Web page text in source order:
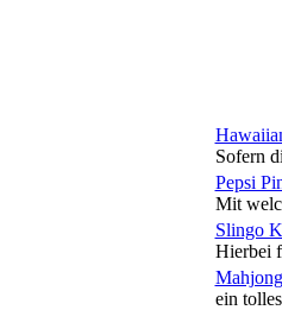
Sofern
Pepsi
Mit
Slingo
Hierbei
ein